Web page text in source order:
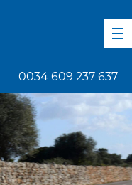
0034 609 237 637